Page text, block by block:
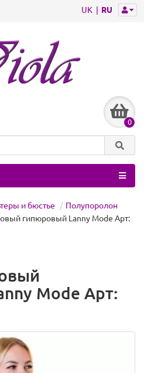
UK RU
0
и бюстье
Полупоролон
гипюровый Lanny Mode Арт:
Mode Арт: